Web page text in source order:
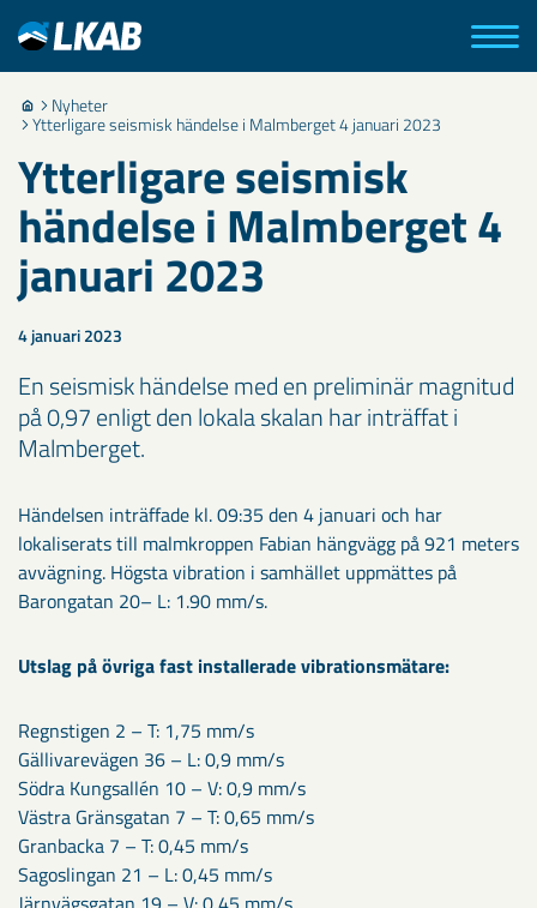
Nyheter
Ytterligare seismisk händelse i Malmberget 4 januari 2023
Ytterligare seismisk
händelse i Malmberget 4
januari 2023
4 januari 2023
En seismisk händelse med en preliminär magnitud
på 0,97 enligt den lokala skalan har inträffat i
Malmberget.
Händelsen inträffade kl. 09:35 den 4 januari och har
lokaliserats till malmkroppen Fabian hängvägg på 921 meters
avvägning. Högsta vibration i samhället uppmättes på
Barongatan 20– L: 1.90 mm/s.
Utslag på övriga fast installerade vibrationsmätare:
Regnstigen 2 – T: 1,75 mm/s
Gällivarevägen 36 – L: 0,9 mm/s
Södra Kungsallén 10 – V: 0,9 mm/s
Västra Gränsgatan 7 – T: 0,65 mm/s
Granbacka 7 – T: 0,45 mm/s
Sagoslingan 21 – L: 0,45 mm/s